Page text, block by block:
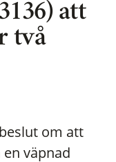
att
två
om att
väpnad